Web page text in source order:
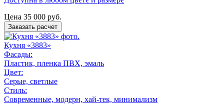
Цена 35 000 руб.
Заказать расчет
Кухня «3883»
Фасады:
Пластик, пленка ПВХ, эмаль
Цвет:
Серые, светлые
Стиль:
Современные, модерн, хай-тек, минимализм